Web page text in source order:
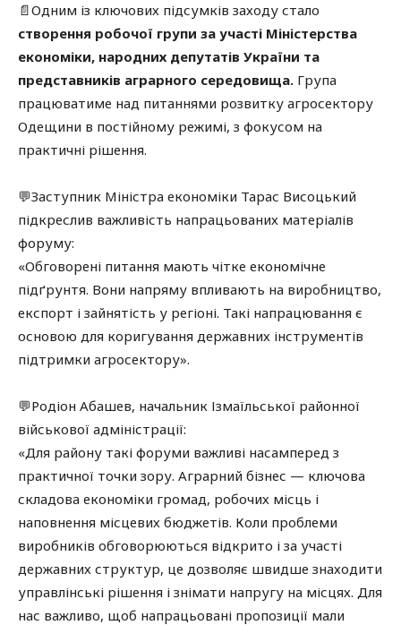
📄Одним із ключових підсумків заходу стало
створення робочої групи за участі Міністерства
економіки, народних депутатів України та
представників аграрного середовища. Група
працюватиме над питаннями розвитку агросектору
Одещини в постійному режимі, з фокусом на
практичні рішення.
💬Заступник Міністра економіки Тарас Висоцький
підкреслив важливість напрацьованих матеріалів
форуму:
«Обговорені питання мають чітке економічне
підґрунтя. Вони напряму впливають на виробництво,
експорт і зайнятість у регіоні. Такі напрацювання є
основою для коригування державних інструментів
підтримки агросектору».
💬Родіон Абашев, начальник Ізмаїльської районної
військової адміністрації:
«Для району такі форуми важливі насамперед з
практичної точки зору. Аграрний бізнес — ключова
складова економіки громад, робочих місць і
наповнення місцевих бюджетів. Коли проблеми
виробників обговорюються відкрито і за участі
державних структур, це дозволяє швидше знаходити
управлінські рішення і знімати напругу на місцях. Для
нас важливо, щоб напрацьовані пропозиції мали